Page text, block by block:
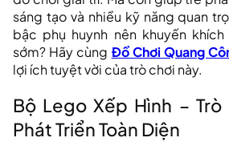
sáng tạo và nhiều kỹ năng quan
bậc phụ huynh nên khuyến
sớm? Hãy cùng Đồ Chơi Quang
lợi ích tuyệt vời của trò chơi này.
Bộ Lego Xếp Hình – Trò
Phát Triển Toàn Diện